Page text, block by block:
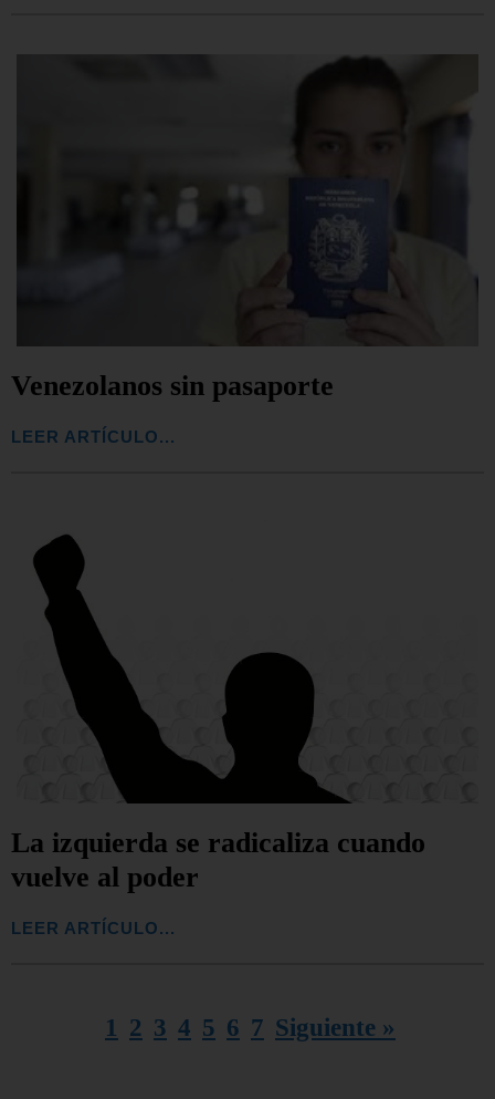
Venezolanos sin pasaporte
LEER ARTÍCULO...
La izquierda se radicaliza cuando
vuelve al poder
LEER ARTÍCULO...
1 2 3 4 5 6 7 Siguiente »